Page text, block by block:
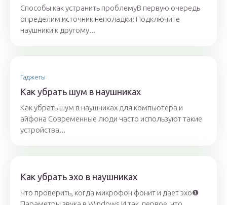
Способы как устранить проблемуВ первую очередь
определим источник неполадки: Подключите
наушники к другому...
Гаджеты
Как убрать шум в наушниках
Как убрать шум в наушниках для компьютера и
айфона Современные люди часто используют такие
устройства...
Как убрать эхо в наушниках
Что проверить, когда микрофон фонит и дает эхо❶